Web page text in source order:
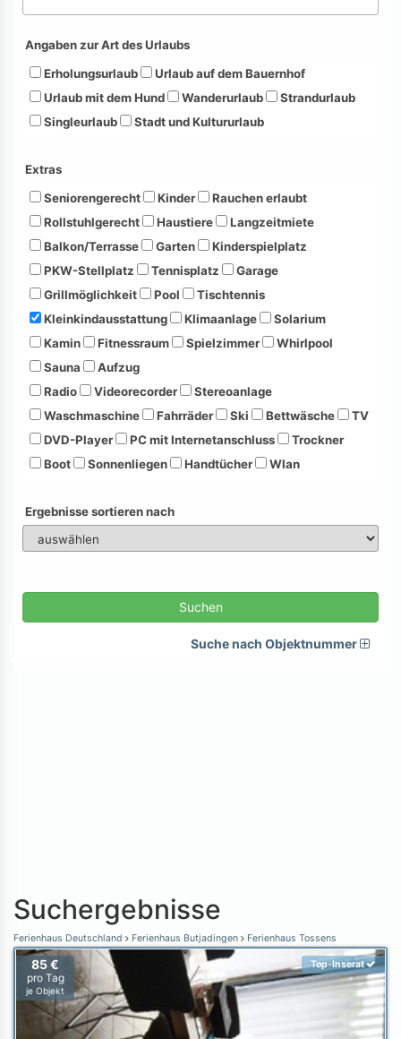
Angaben zur Art des Urlaubs
Erholungsurlaub
Urlaub auf dem Bauernhof
Urlaub mit dem Hund
Wanderurlaub
Strandurlaub
Singleurlaub
Stadt und Kultururlaub
Extras
Seniorengerecht
Kinder
Rauchen erlaubt
Rollstuhlgerecht
Haustiere
Langzeitmiete
Balkon/Terrasse
Garten
Kinderspielplatz
PKW-Stellplatz
Tennisplatz
Garage
Grillmöglichkeit
Pool
Tischtennis
Kleinkindausstattung
Klimaanlage
Solarium
Kamin
Fitnessraum Spielzimmer
Whirlpool
Sauna
Aufzug
Radio
Videorecorder
Stereoanlage
Waschmaschine
Fahrräder Ski Bettwäsche
TV
DVD-Player
PC mit Internetanschluss
Trockner
Boot
Sonnenliegen Handtücher Wlan
Ergebnisse sortieren nach
Suchen
Suche nach Objektnummer
Suchergebnisse
Ferienhaus Deutschland Ferienhaus Butjadingen Ferienhaus Tossens
85 €
pro Tag
je Objekt
Top-Inserat